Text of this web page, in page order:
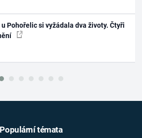
Pohořelic si vyžádala dva životy. Čtyři
Populární témata